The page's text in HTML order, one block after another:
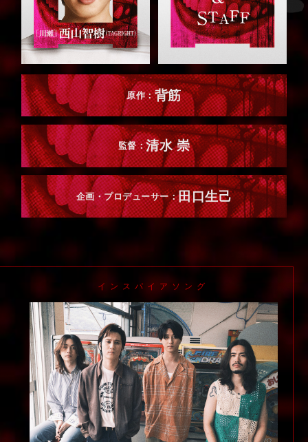
原作：背筋
監督：清水 崇
企画・プロデューサー：田口生己
インスパイアソング